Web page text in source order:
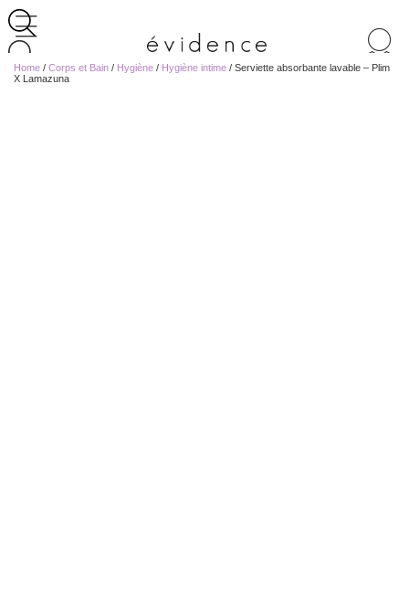
de
produits
Home / Corps et Bain / Hygiène / Hygiène intime / Serviette absorbante lavable – Plim
X Lamazuna